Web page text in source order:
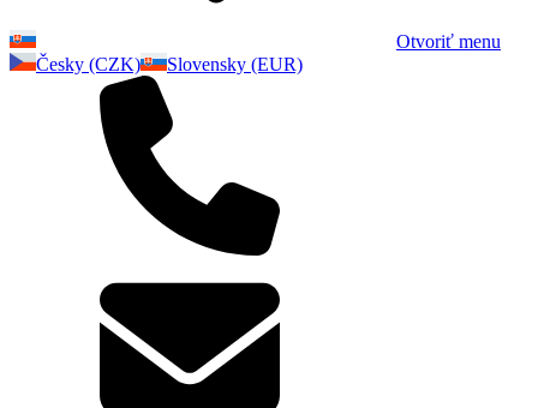
Otvoriť menu
Česky (CZK)
Slovensky (EUR)